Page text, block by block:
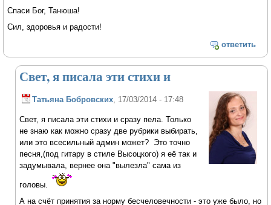
Спаси Бог, Танюша!
Сил, здоровья и радости!
ответить
Свет, я писала эти стихи и
Татьяна Бобровских , 17/03/2014 - 17:48
Свет, я писала эти стихи и сразу пела. Только
не знаю как можно сразу две рубрики выбирать,
или это всесильный админ может? Это точно
песня,(под гитару в стиле Высоцкого) я её так и
задумывала, вернее она "вылезла" сама из
головы.
А на счёт принятия за норму бесчеловечности - это уже было, но